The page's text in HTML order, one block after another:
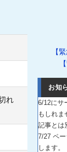
れ
【
お知
6/12にサ
もしれま
記事とは
7/27 ペ
します。